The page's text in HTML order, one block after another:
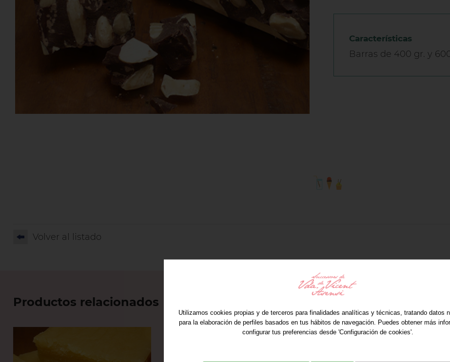
Características
Barras de 400 gr. y
Volver al listado
Productos relacionados
Utilizamos cookies propias y de terceros para finalidades analíticas y técnicas, tratando datos
para la elaboración de perfiles basados en tus hábitos de navegación. Puedes obtener más
configurar tus preferencias desde 'Configuración de cookies'.